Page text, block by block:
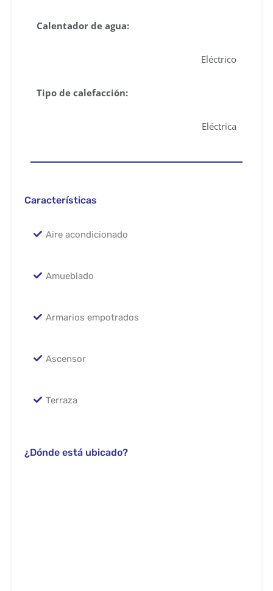
Calentador de agua:
Eléctrico
Tipo de calefacción:
Eléctrica
Características
Aire acondicionado
Amueblado
Armarios empotrados
Ascensor
Terraza
¿Dónde está ubicado?